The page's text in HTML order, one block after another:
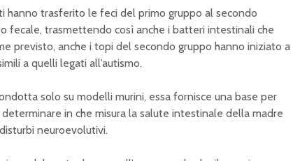
hanno trasferito le feci del primo gruppo al secondo
fecale, trasmettendo così anche i batteri intestinali che
previsto, anche i topi del secondo gruppo hanno iniziato a
a quelli legati all’autismo.
solo su modelli murini, essa fornisce una base per
in che misura la salute intestinale della madre
neuroevolutivi.